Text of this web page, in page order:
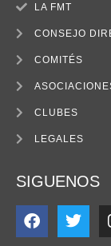
LA FMT
CONSEJO
COMITÉS
CLUBES
LEGALES
SIGUENOS